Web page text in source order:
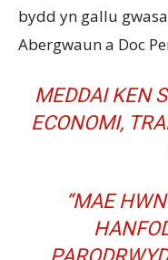
bydd yn gallu
Abergwaun a Doc
MEDDAI KEN
ECONOMI,
“MAE